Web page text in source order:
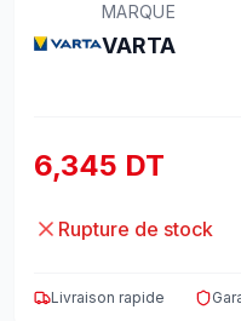
MARQUE
VARTA
6,345 DT
Rupture de stock
Livraison rapide